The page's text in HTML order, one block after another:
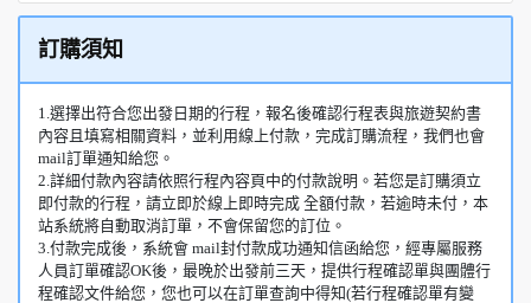
訂購須知
1.選擇出符合您出發日期的行程，報名後確認行程表與旅遊契約書
內容且填寫相關資料，並利用線上付款，完成訂購流程，我們也會
mail訂單通知給您。
2.詳細付款內容請依照行程內容頁中的付款說明。若您是訂購須立
即付款的行程，請立即於線上即時完成 全額付款，若逾時未付，本
站系統將自動取消訂單，不會保留您的訂位。
3.付款完成後，系統會 mail封付款成功通知信函給您，經專屬服務
人員訂單確認OK後，最晚於出發前三天，提供行程確認單與團體行
程確認文件給您，您也可以在訂單查詢中得知(若行程確認單有變